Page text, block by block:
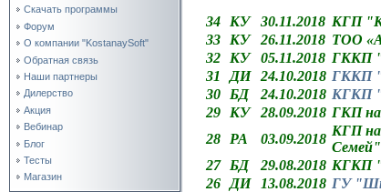
Скачать программы
Форум
О компании "KostanaySoft"
Обратная связь
Наши партнеры
Дилерство
Акция
Вебинар
Блог
Тесты
Магазин
34
КУ 30.11.2018 КГП
33
КУ 26.11.2018 ТОО
32
КУ 05.11.2018 ГККП
31
ДИ 24.10.2018 ГККП
30
БД 24.10.2018 КГКП
29
КУ 28.09.2018 ГКП на
28
РА 03.09.2018
КГП на
Семей"
27
БД 29.08.2018 КГКП
26
ДИ 13.08.2018 ГУ